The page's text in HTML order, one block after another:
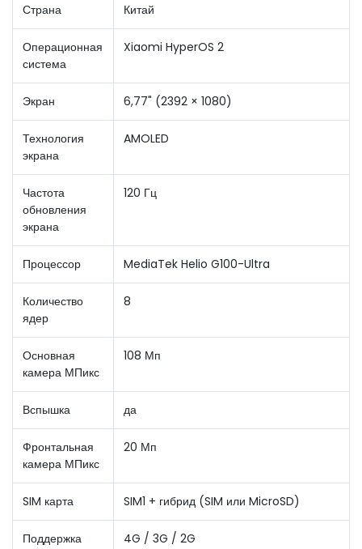
Страна Китай
Операционная
система
Xiaomi HyperOS 2
Экран 6,77" (2392 × 1080)
Технология
экрана
AMOLED
Частота
обновления
экрана
120 Гц
Процессор MediaTek Helio G100-Ultra
Количество
ядер
8
Основная
камера МПикс
108 Мп
Вспышка да
Фронтальная
камера МПикс
20 Мп
SIM карта SIM1 + гибрид (SIM или MicroSD)
Поддержка
4G / 3G / 2G